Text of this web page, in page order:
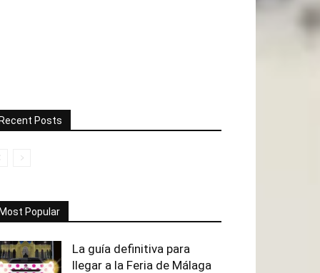
Posts
Popular
La guía definitiva para
llegar a la Feria de Málaga